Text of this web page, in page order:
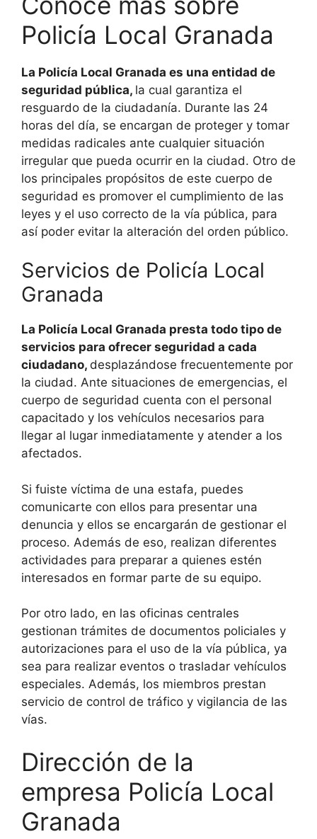
Policía Local Granada
La Policía Local Granada es una entidad de
seguridad pública, la cual garantiza el
resguardo de la ciudadanía. Durante las 24
horas del día, se encargan de proteger y tomar
medidas radicales ante cualquier situación
irregular que pueda ocurrir en la ciudad. Otro de
los principales propósitos de este cuerpo de
seguridad es promover el cumplimiento de las
leyes y el uso correcto de la vía pública, para
así poder evitar la alteración del orden público.
Servicios de Policía Local
Granada
La Policía Local Granada presta todo tipo de
servicios para ofrecer seguridad a cada
ciudadano, desplazándose frecuentemente por
la ciudad. Ante situaciones de emergencias, el
cuerpo de seguridad cuenta con el personal
capacitado y los vehículos necesarios para
llegar al lugar inmediatamente y atender a los
afectados.
Si fuiste víctima de una estafa, puedes
comunicarte con ellos para presentar una
denuncia y ellos se encargarán de gestionar el
proceso. Además de eso, realizan diferentes
actividades para preparar a quienes estén
interesados en formar parte de su equipo.
Por otro lado, en las oficinas centrales
gestionan trámites de documentos policiales y
autorizaciones para el uso de la vía pública, ya
sea para realizar eventos o trasladar vehículos
especiales. Además, los miembros prestan
servicio de control de tráfico y vigilancia de las
vías.
Dirección de la
empresa Policía Local
Granada